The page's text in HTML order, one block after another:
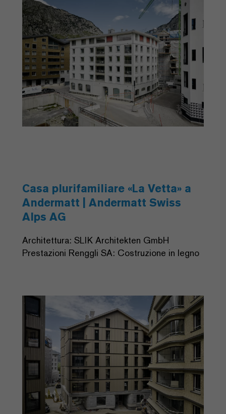
Casa plurifamiliare «La Vetta» a
Andermatt | Andermatt Swiss
Alps AG
Architettura: SLIK Architekten GmbH
Prestazioni Renggli SA: Costruzione in legno